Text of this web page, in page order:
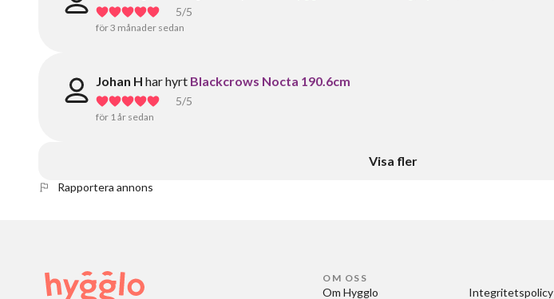
5/5
för 3 månader sedan
Johan H har hyrt Blackcrows Nocta 190.6cm
5/5
för 1 år sedan
Visa fler
Rapportera annons
OM OSS
Om Hygglo Integritetspolicy